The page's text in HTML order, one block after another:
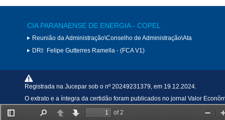
CIA PARANAENSE DE ENERGIA - COPEL
Reunião da Administração\Conselho de Administração\Ata
DRI: Felipe Gutterres Ramella - (FCA V1)
Registrada na Jucepar sob o nº 20249231379, em 19.12.2024.
O extrato e a íntegra da certidão foram publicados no jornal Valor